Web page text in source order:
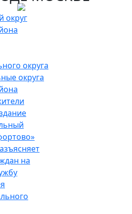
округ
округа
округа
на